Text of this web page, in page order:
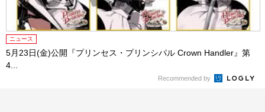
ニュース
5月23日(金)公開『プリンセス・プリンシパル Crown Handler』第
4...
Recommended by